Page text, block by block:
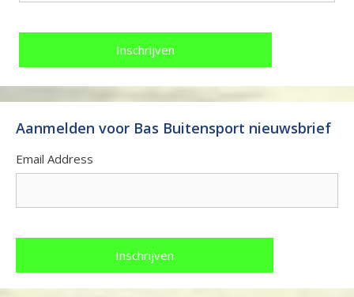
Aanmelden voor Bas Buitensport nieuwsbrief
Email Address